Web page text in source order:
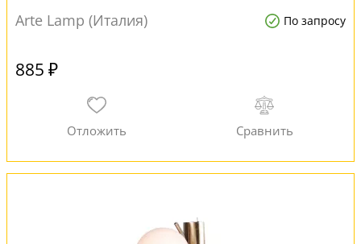
Arte Lamp (Италия) По запросу
885 ₽